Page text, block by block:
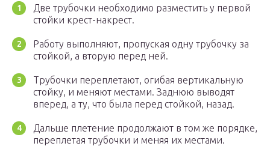
Две трубочки необходимо разместить у первой
стойки крест-накрест.
Работу выполняют, пропуская одну трубочку за
стойкой, а вторую перед ней.
Трубочки переплетают, огибая вертикальную
стойку, и меняют местами. Заднюю выводят
вперед, а ту, что была перед стойкой, назад.
Дальше плетение продолжают в том же порядке,
переплетая трубочки и меняя их местами.